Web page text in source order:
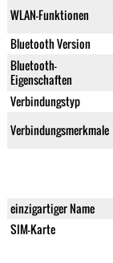
WLAN-Funktionen
Bluetooth Version
Bluetooth-
Eigenschaften
Verbindungstyp
Verbindungsmerkmale
einzigartiger Name
SIM-Karte